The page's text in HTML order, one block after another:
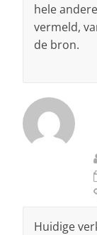
hele
vermeld,
de bron.
Huidige